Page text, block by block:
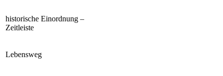
historische Einordnung –
Zeitleiste
Lebensweg